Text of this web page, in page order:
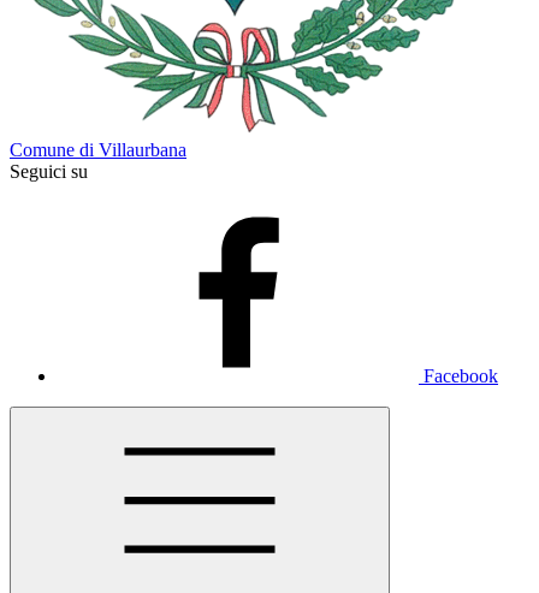
Comune di Villaurbana
Seguici su
Facebook